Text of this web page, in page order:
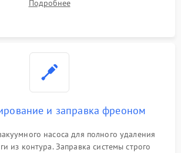
или поврежденных дверных петель.
Подробнее
и заправка фреоном
насоса для полного удаления
из контура. Заправка системы строго